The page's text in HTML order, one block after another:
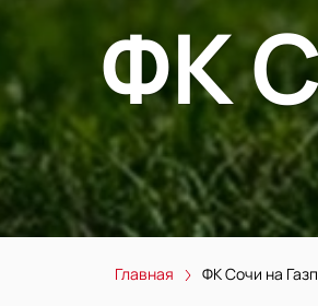
ФК
Главная ФК Сочи на